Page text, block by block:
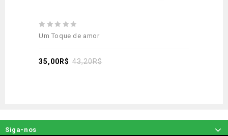
0
5
Um Toque de amor
43,20R$
35,00 R$
Siga-nos